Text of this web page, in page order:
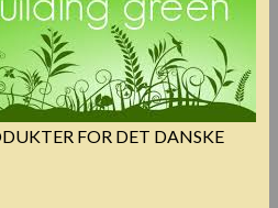
FOR DET DANSKE